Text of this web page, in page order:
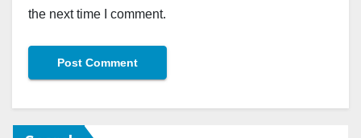
the next time I comment.